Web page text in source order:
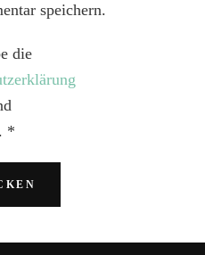
speichern.
die
*